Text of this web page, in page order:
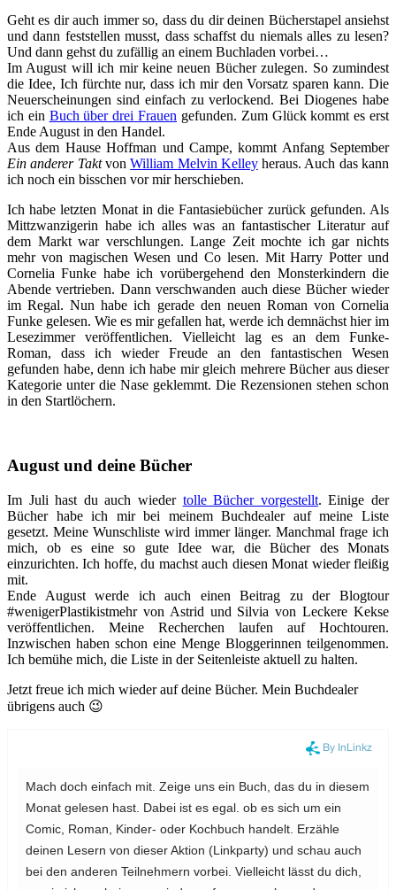
Geht es dir auch immer so, dass du dir deinen Bücherstapel ansiehst
und dann feststellen musst, dass schaffst du niemals alles zu lesen?
Und dann gehst du zufällig an einem Buchladen vorbei…
Im August will ich mir keine neuen Bücher zulegen. So zumindest
die Idee, Ich fürchte nur, dass ich mir den Vorsatz sparen kann. Die
Neuerscheinungen sind einfach zu verlockend. Bei Diogenes habe
ich ein Buch über drei Frauen gefunden. Zum Glück kommt es erst
Ende August in den Handel.
Aus dem Hause Hoffman und Campe, kommt Anfang September
Ein anderer TaktvonWilliam Melvin Kelleyheraus. Auch das kann
ich noch ein bisschen vor mir herschieben.
Ich habe letzten Monat in die Fantasiebücher zurück gefunden. Als
Mittzwanzigerin habe ich alles was an fantastischer Literatur auf
dem Markt war verschlungen. Lange Zeit mochte ich gar nichts
mehr von magischen Wesen und Co lesen. Mit Harry Potter und
Cornelia Funke habe ich vorübergehend den Monsterkindern die
Abende vertrieben. Dann verschwanden auch diese Bücher wieder
im Regal. Nun habe ich gerade den neuen Roman von Cornelia
Funke gelesen. Wie es mir gefallen hat, werde ich demnächst hier im
Lesezimmer veröffentlichen. Vielleicht lag es an dem Funke-
Roman, dass ich wieder Freude an den fantastischen Wesen
gefunden habe, denn ich habe mir gleich mehrere Bücher aus dieser
Kategorie unter die Nase geklemmt. Die Rezensionen stehen schon
in den Startlöchern.
August und deine Bücher
Im Juli hast du auch wieder tolle Bücher vorgestellt. Einige der
Bücher habe ich mir bei meinem Buchdealer auf meine Liste
gesetzt. Meine Wunschliste wird immer länger. Manchmal frage ich
mich, ob es eine so gute Idee war, die Bücher des Monats
einzurichten. Ich hoffe, du machst auch diesen Monat wieder fleißig
mit.
Ende August werde ich auch einen Beitrag zu der Blogtour
#wenigerPlastikistmehr von Astrid und Silvia von Leckere Kekse
veröffentlichen. Meine Recherchen laufen auf Hochtouren.
Inzwischen haben schon eine Menge Bloggerinnen teilgenommen.
Ich bemühe mich, die Liste in der Seitenleiste aktuell zu halten.
Jetzt freue ich mich wieder auf deine Bücher. Mein Buchdealer
übrigens auch 😉